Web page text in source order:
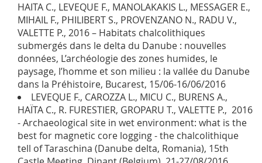
HAITA C., LEVEQUE F., MANOLAKAKIS L., MESSAGER E.,
MIHAIL F., PHILIBERT S., PROVENZANO N., RADU V.,
VALETTE P., 2016 – Habitats chalcolithiques
submergés dans le delta du Danube : nouvelles
données, L’archéologie des zones humides, le
paysage, l’homme et son milieu : la vallée du Danube
dans la Préhistoire, Bucarest, 15/06-16/06/2016
LEVEQUE F., CAROZZA L., MICU C., BURENS A.,
HAÏTA C., R. FURESTIER, GROPARU T., VALETTE P., 2016
- Archaeological site in wet environment: what is the
best for magnetic core logging - the chalcolithique
tell of Taraschina (Danube delta, Romania), 15th